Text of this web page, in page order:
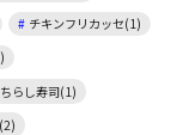
チキンフリカッセ(1)
ちらし寿司(1)